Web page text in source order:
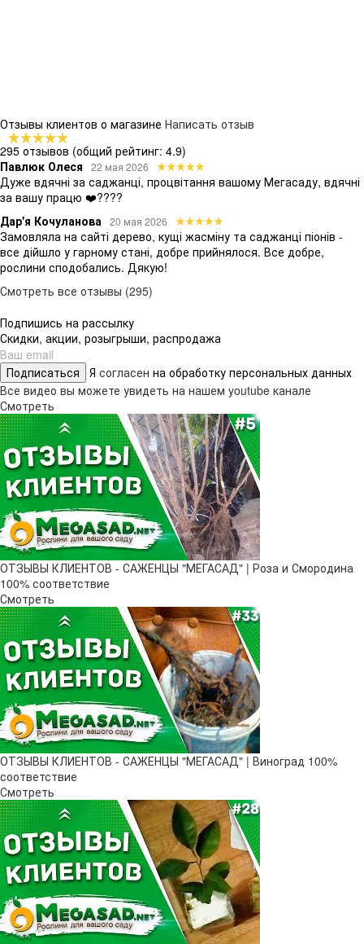
Отзывы клиентов о магазине Написать отзыв
295 отзывов (общий рейтинг: 4.9)
Павлюк Олеся
22 мая 2026
Дуже вдячні за саджанці, процвітання вашому Мегасаду, вдячні
за вашу працю ❤️????
Дар'я Кочуланова
20 мая 2026
Замовляла на сайті дерево, кущі жасміну та саджанці піонів -
все дійшло у гарному стані, добре прийнялося. Все добре,
рослини сподобались. Дякую!
Смотреть все отзывы (295)
Подпишись на рассылку
Скидки, акции, розыгрыши, распродажа
Подписаться Я согласен на обработку персональных данных
Все видео вы можете увидеть на нашем youtube канале
Смотреть
ОТЗЫВЫ КЛИЕНТОВ - САЖЕНЦЫ "МЕГАСАД" | Роза и Смородина
100% соответствие
Смотреть
ОТЗЫВЫ КЛИЕНТОВ - САЖЕНЦЫ "МЕГАСАД" | Виноград 100%
соответствие
Смотреть